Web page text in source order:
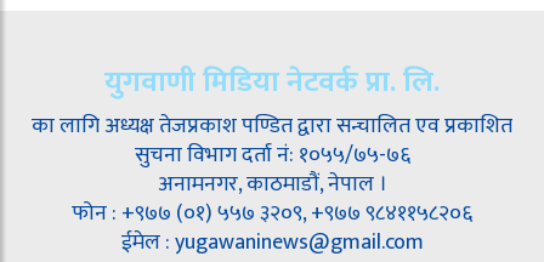
युगवाणी मिडिया नेटवर्क प्रा. लि.
का लागि अध्यक्ष तेजप्रकाश पण्डित द्वारा सन्चालित एव प्रकाशित
सुचना विभाग दर्ता नं: १०५५/७५-७६
अनामनगर, काठमाडौं, नेपाल ।
फोन : +९७७ (०१) ५५७ ३२०९, +९७७ ९८४११५८२०६
ईमेल : yugawaninews@gmail.com